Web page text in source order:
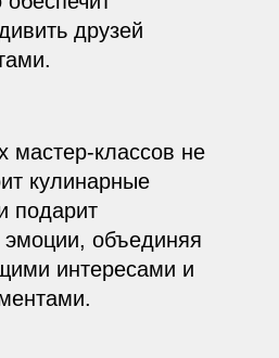
друзей
мастер-классов не
кулинарные
подарит
объединяя
интересами и